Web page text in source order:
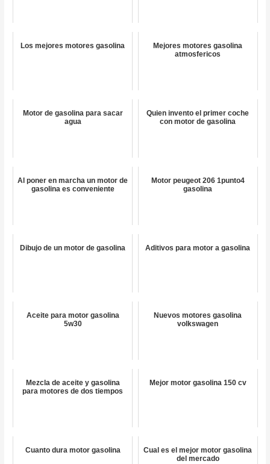
Los mejores motores gasolina
Mejores motores gasolina
atmosfericos
Motor de gasolina para sacar
agua
Quien invento el primer coche
con motor de gasolina
Al poner en marcha un motor de
gasolina es conveniente
Motor peugeot 206 1punto4
gasolina
Dibujo de un motor de gasolina Aditivos para motor a gasolina
Aceite para motor gasolina
5w30
Nuevos motores gasolina
volkswagen
Mezcla de aceite y gasolina
para motores de dos tiempos
Mejor motor gasolina 150 cv
Cuanto dura motor gasolina
Cual es el mejor motor gasolina
del mercado